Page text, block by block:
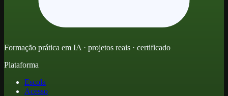
Formação prática em IA · projetos reais · certificado
Plataforma
Escola
Acesso